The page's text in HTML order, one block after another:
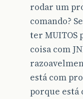
rodar um
comando?
ter MUITOS
coisa com
está com
porque está